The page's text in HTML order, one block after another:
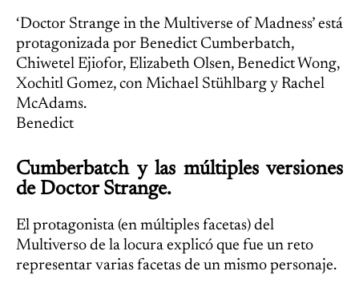
‘Doctor Strange in the Multiverse of Madness’ está
protagonizada por Benedict Cumberbatch,
Chiwetel Ejiofor, Elizabeth Olsen, Benedict Wong,
Xochitl Gomez, con Michael Stühlbarg y Rachel
McAdams.
Benedict
Cumberbatch y las múltiples versiones
de Doctor Strange.
El protagonista (en múltiples facetas) del
Multiverso de la locura explicó que fue un reto
representar varias facetas de un mismo personaje.